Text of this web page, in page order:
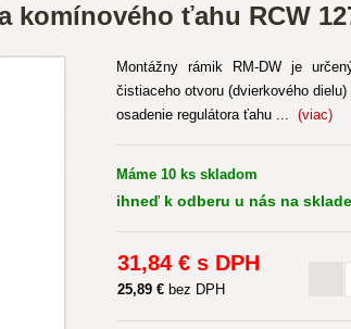
komínového ťahu RCW
Montážny rámik RM-DW je
čistiaceho otvoru (dvierkového
osadenie regulátora ťahu ... (viac)
Máme 10 ks skladom
ihneď k odberu u nás na
31,84 € s DPH
25,89 € bez DPH